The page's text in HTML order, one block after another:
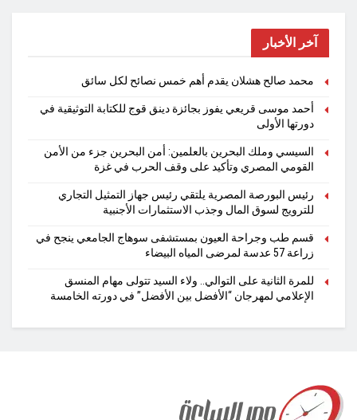
آخر الأخبار
محمد صالح هشلان يقدم أهم خمس نصائح لكل سائق
أحمد موسى قريعي يفوز بجائزة دينق قوج للكتابة التوثيقية في
دورتها الأولى
السيسي وملك البحرين بالعلمين: أمن البحرين جزء من الأمن
القومي المصري وتأكيد على وقف الحرب في غزة
رئيس البورصة المصرية يلتقي رئيس جهاز التمثيل التجاري
للترويج لسوق المال وجذب الاستثمارات الأجنبية
قسم طب وجراحة العيون بمستشفى سوهاج الجامعي ينجح في
زراعة 57 عدسة لمرضى المياه البيضاء
للمرة الثانية على التوالي.. ولاء السيد تتولى مهام المنسق
الإعلامي لمهرجان “الأفضل بين الأفضل” في دورته الخامسة